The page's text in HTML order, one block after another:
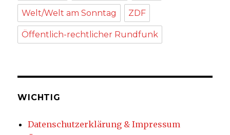
Welt/Welt am Sonntag ZDF
Öffentlich-rechtlicher Rundfunk
WICHTIG
Datenschutzerklärung & Impressum